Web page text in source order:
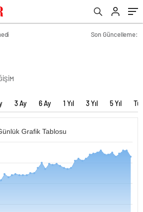
Son Güncelleme:
3 Ay 6 Ay 1 Yıl 3 Yıl 5 Yıl
Grafik Tablosu